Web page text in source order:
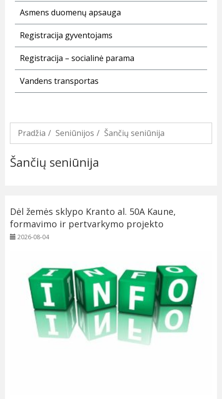
Asmens duomenų apsauga
Registracija gyventojams
Registracija – socialinė parama
Vandens transportas
Pradžia Seniūnijos Šančių seniūnija
Šančių seniūnija
Dėl žemės sklypo Kranto al. 50A Kaune,
formavimo ir pertvarkymo projekto
2026-08-04